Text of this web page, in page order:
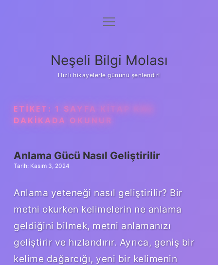
Anasayfa
Yasal Uyarı
menüyü
Neşeli Bilgi Molası
Hızlı hikayelerle gününü şenlendir!
ETIKET: 1 SAYFA KITAP KAÇ
DAKIKADA OKUNUR
Anlama Gücü Nasıl Geliştirilir
Tarih: Kasım 3, 2024
Anlama yeteneği nasıl geliştirilir? Bir
metni okurken kelimelerin ne anlama
geldiğini bilmek, metni anlamanızı
geliştirir ve hızlandırır. Ayrıca, geniş bir
kelime dağarcığı, yeni bir kelimenin